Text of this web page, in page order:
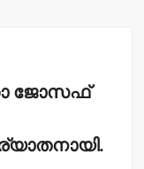
ജോസഫ്